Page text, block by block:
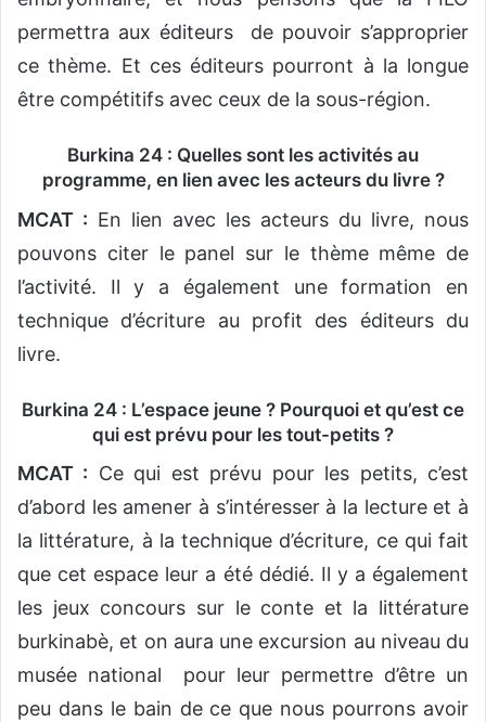
permettra aux éditeurs de pouvoir s’approprier
ce thème. Et ces éditeurs pourront à la longue
être compétitifs avec ceux de la sous-région.
Burkina 24 : Quelles sont les activités au
programme, en lien avec les acteurs du livre ?
MCAT : En lien avec les acteurs du livre, nous
pouvons citer le panel sur le thème même de
l’activité. Il y a également une formation en
technique d’écriture au profit des éditeurs du
livre.
Burkina 24 : L’espace jeune ? Pourquoi et qu’est ce
qui est prévu pour les tout-petits ?
MCAT : Ce qui est prévu pour les petits, c’est
d’abord les amener à s’intéresser à la lecture et à
la littérature, à la technique d’écriture, ce qui fait
que cet espace leur a été dédié. Il y a également
les jeux concours sur le conte et la littérature
burkinabè, et on aura une excursion au niveau du
musée national pour leur permettre d’être un
peu dans le bain de ce que nous pourrons avoir